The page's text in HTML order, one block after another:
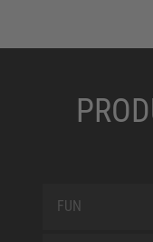
FUN